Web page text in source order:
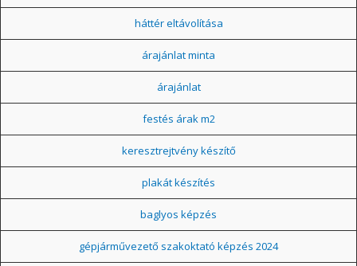
háttér eltávolítása
árajánlat minta
árajánlat
festés árak m2
keresztrejtvény készítő
plakát készítés
baglyos képzés
gépjárművezető szakoktató képzés 2024